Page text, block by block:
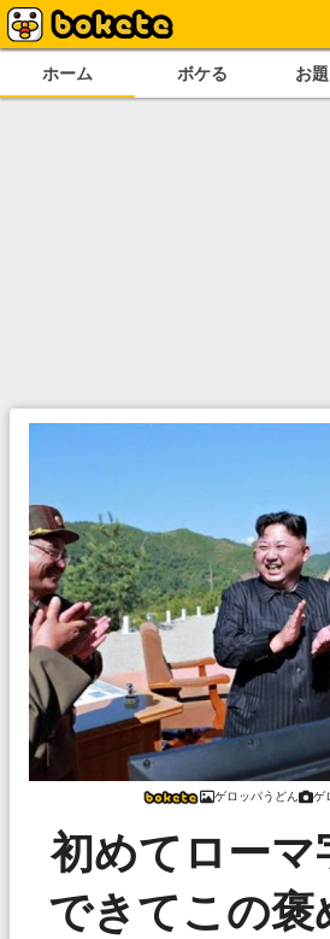
ホーム ボケる お
ゲロッパうどん ゲ
初めてローマ
できてこの褒